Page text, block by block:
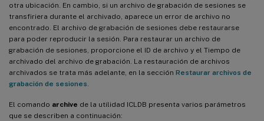
otra ubicación. En cambio, si un archivo de grabación de sesiones se
transfiriera durante el archivado, aparece un error de archivo no
encontrado. El archivo de grabación de sesiones debe restaurarse
para poder reproducir la sesión. Para restaurar un archivo de
grabación de sesiones, proporcione el ID de archivo y el Tiempo de
archivado del archivo de grabación. La restauración de archivos
archivados se trata más adelante, en la sección Restaurar archivos de
grabación de sesiones
El comando archive de la utilidad ICLDB presenta varios parámetros
que se describen a continuación: